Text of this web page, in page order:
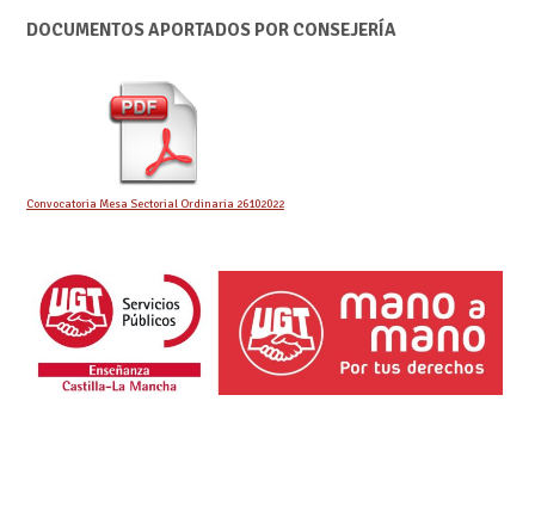
DOCUMENTOS APORTADOS POR CONSEJERÍA
Convocatoria Mesa Sectorial Ordinaria 26102022